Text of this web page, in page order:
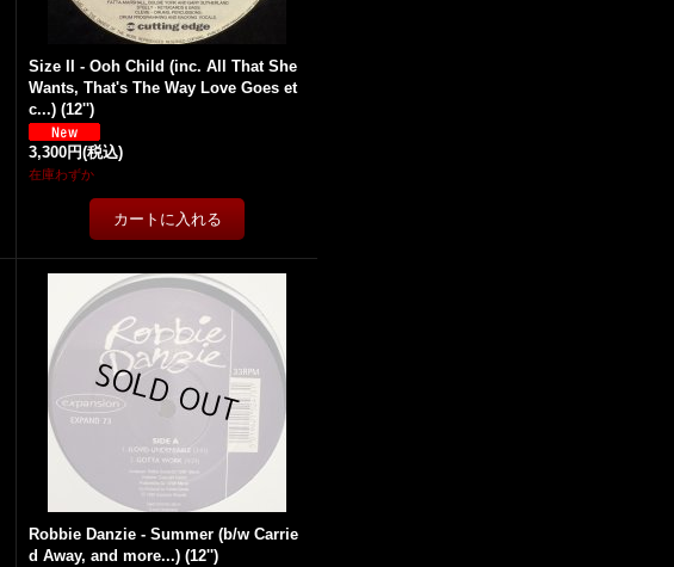
Size II - Ooh Child (inc. All That She
Wants, That's The Way Love Goes et
c...) (12'')
3,300円(税込)
在庫わずか
Robbie Danzie - Summer (b/w Carrie
d Away, and more...) (12'')